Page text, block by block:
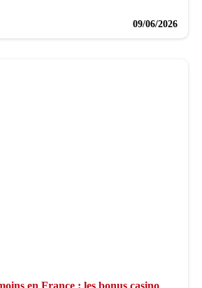
09/06/2026
en France : les bonus casino